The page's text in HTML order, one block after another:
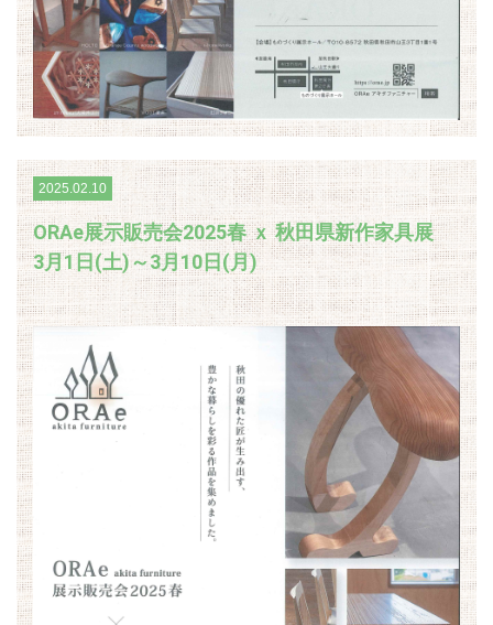
2025.02.10
ORAe展示販売会2025春 ｘ 秋田県新作家具展
3月1日(土)～3月10日(月)